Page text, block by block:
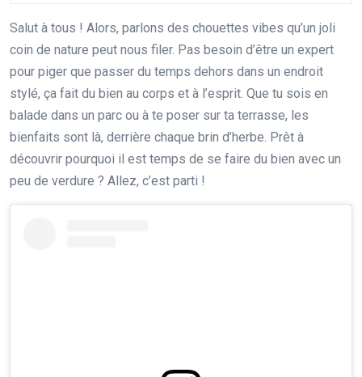
Salut à tous ! Alors, parlons des chouettes vibes qu’un joli
coin de nature peut nous filer. Pas besoin d’être un expert
pour piger que passer du temps dehors dans un endroit
stylé, ça fait du bien au corps et à l’esprit. Que tu sois en
balade dans un parc ou à te poser sur ta terrasse, les
bienfaits sont là, derrière chaque brin d’herbe. Prêt à
découvrir pourquoi il est temps de se faire du bien avec un
peu de verdure ? Allez, c’est parti !